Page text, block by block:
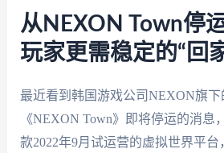
从NEXON Town停
玩家更需稳定的“回
最近看到韩国游戏公司NEXON旗下
《NEXON Town》即将停运的消息
款2022年9月试运营的虚拟世界平